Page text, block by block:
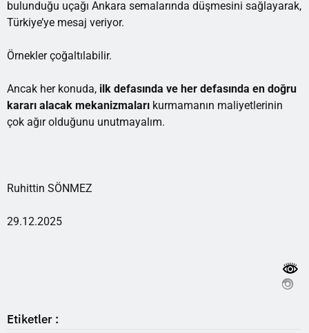
bulunduğu uçağı Ankara semalarında düşmesini sağlayarak,
Türkiye’ye mesaj veriyor.
Örnekler çoğaltılabilir.
Ancak her konuda, ilk defasında ve her defasında en doğru
kararı alacak mekanizmaları kurmamanın maliyetlerinin
çok ağır olduğunu unutmayalım.
Ruhittin SÖNMEZ
29.12.2025
Etiketler :